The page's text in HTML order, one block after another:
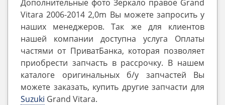
Дополнительные фото Зеркало правое Grand
Vitara 2006-2014 2,0m Вы можете запросить у
наших менеджеров. Так же для клиентов
нашей компании доступна услуга Оплаты
частями от ПриватБанка, которая позволяет
приобрести запчасть в рассрочку. В нашем
каталоге оригинальных б/у запчастей Вы
можете заказать, купить другие запчасти для
Suzuki Grand Vitara.